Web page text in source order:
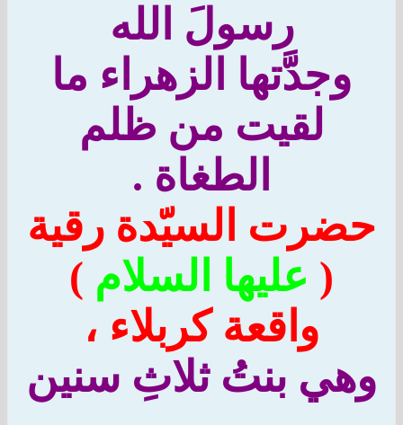
رسولَ الله
وجدَّتها الزهراء ما
لقيت من ظلم
الطغاة .
السيّدة رقية
عليها السلام)
واقعة كربلاء ،
بنتُ ثلاثِ سنين